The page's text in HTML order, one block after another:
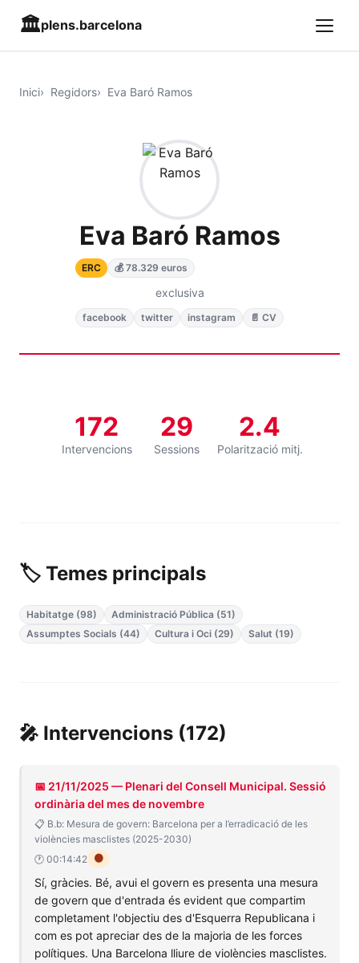
🏛️plens.barcelona
Inici Regidors Eva Baró Ramos
Eva Baró Ramos
ERC 💰 78.329 euros
exclusiva
facebook twitter instagram 📄 CV
172
Intervencions
29
Sessions
2.4
Polarització mitj.
🏷️ Temes principals
Habitatge (98)
Administració Pública (51)
Assumptes Socials (44)
Cultura i Oci (29) Salut (19)
🎤 Intervencions (172)
📅 21/11/2025 — Plenari del Consell Municipal. Sessió
ordinària del mes de novembre
📋 B.b: Mesura de govern: Barcelona per a l’erradicació de les
violències masclistes (2025-2030)
🕐 00:14:42 🟠
Sí, gràcies. Bé, avui el govern es presenta una mesura
de govern que d'entrada és evident que compartim
completament l'objectiu des d'Esquerra Republicana i
com es pot apreciar des de la majoria de les forces
polítiques. Una Barcelona lliure de violències masclistes.